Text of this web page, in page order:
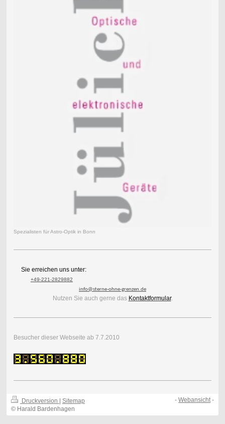
Spezialisten für Astro-Optik in Bonn
Sie erreichen uns unter:
+49-221-2829882
info@sterne-ohne-grenzen.de
Nutzen Sie auch gerne das Kontaktformular.
Besucher dieser Webseite ab 7.7.2010
Druckversion
Sitemap
© Harald Bardenhagen
-Webansicht-